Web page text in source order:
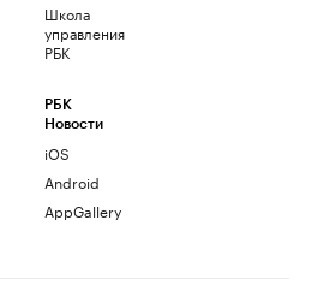
Школа
управления
РБК
РБК
Новости
iOS
Android
AppGallery